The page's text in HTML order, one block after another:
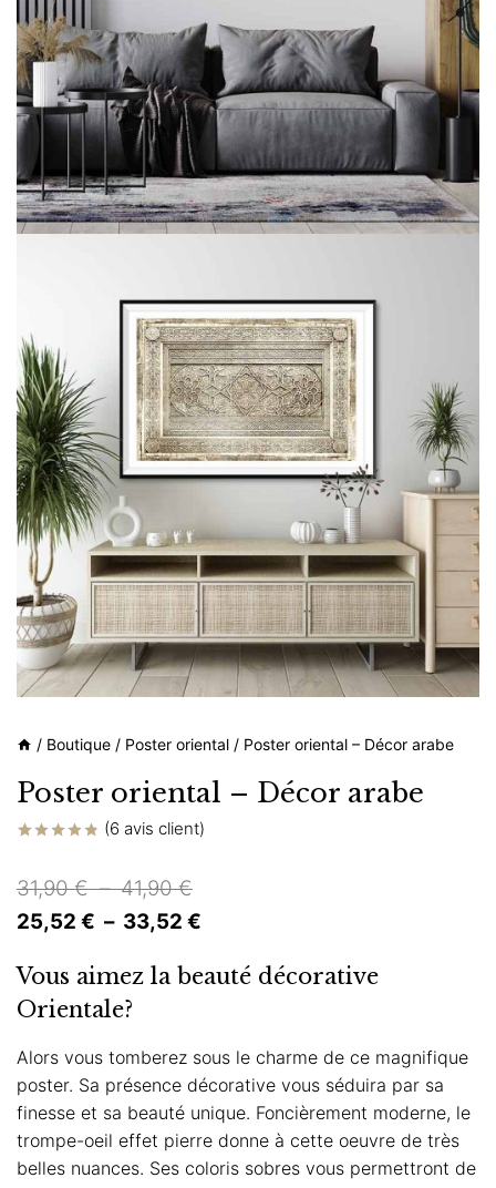
/ Boutique / Poster oriental / Poster oriental – Décor arabe
Poster oriental – Décor arabe
sur
notations
client
(6 avis client)
31,90€ – 41,90€Plage
de
31,90 €
41,90 €
25,52 € – 33,52 €
prix :
à
33,52 €
Vous aimez la beauté décorative
Orientale?
Alors vous tomberez sous le charme de ce magnifique
poster. Sa présence décorative vous séduira par sa
finesse et sa beauté unique. Foncièrement moderne, le
trompe-oeil effet pierre donne à cette oeuvre de très
belles nuances. Ses coloris sobres vous permettront de